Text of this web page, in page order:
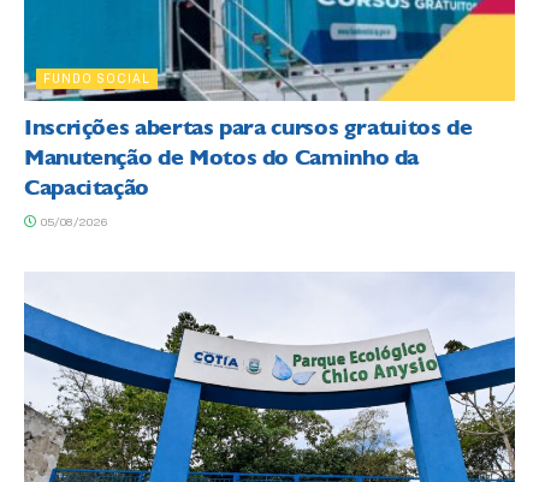
FUNDO SOCIAL
Inscrições abertas para cursos gratuitos de
Manutenção de Motos do Caminho da
Capacitação
05/08/2026